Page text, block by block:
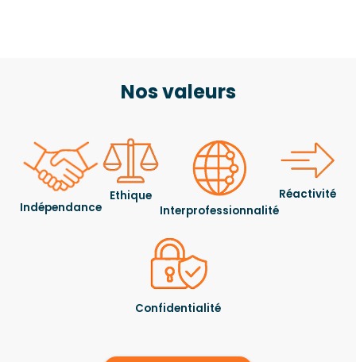
Nos valeurs
Indépendance
Ethique
Interprofessionnalité
Réactivité
Confidentialité